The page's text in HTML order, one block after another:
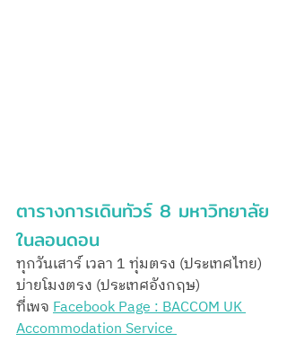
ตารางการเดินทัวร์ 8 มหาวิทยาลัย
ในลอนดอน
ทุกวันเสาร์ เวลา 1 ทุ่มตรง (ประเทศไทย)
บ่ายโมงตรง (ประเทศอังกฤษ)
ที่เพจ Facebook Page : BACCOM UK
Accommodation Service